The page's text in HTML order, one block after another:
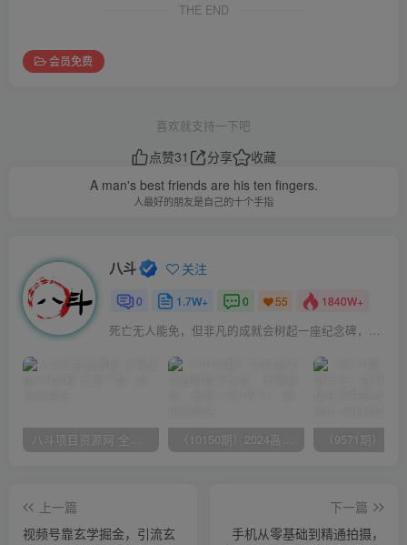
THE END
会员免费
喜欢就支持一下吧
点赞31 分享
收藏
A man's best friends are his ten fingers.
人最好的朋友是自己的十个手指
八斗 关注
0 1.7W+ 0 55 1840W+
死亡无人能免，但非凡的成就会树起一座纪念碑，它将一直立到太阳冷却之时
八斗项目资源网 全网正品VIP课程 无损下载~ （10150期）2024高考项目野路子玩法，无限裂变，最高一天1W＋！
上一篇
视频号靠玄学掘金，引流玄
下一篇
手机从零基础到精通拍摄，